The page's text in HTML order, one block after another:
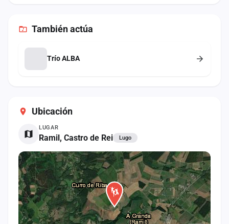
Ubicación
LUGAR
Ramil, Castro de Rei Lugo
Tambiénactúa
Trío ALBA